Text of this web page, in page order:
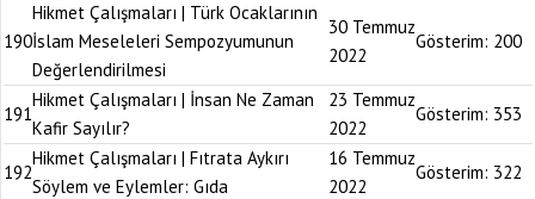
190
Hikmet Çalışmaları | Türk Ocaklarının
İslam Meseleleri Sempozyumunun
Değerlendirilmesi
30 Temmuz
2022
Gösterim: 200
191
Hikmet Çalışmaları | İnsan Ne Zaman
Kafir Sayılır?
23 Temmuz
2022
Gösterim: 353
192
Hikmet Çalışmaları | Fıtrata Aykırı
Söylem ve Eylemler: Gıda
16 Temmuz
2022
Gösterim: 322